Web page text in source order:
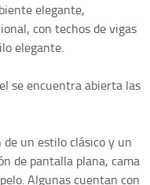
elegante,
con techos de vigas
elegante.
se encuentra abierta las
un estilo clásico y un
de pantalla plana, cama
Algunas cuentan con